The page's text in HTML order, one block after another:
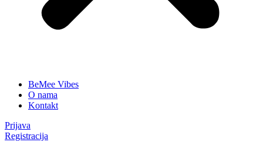
BeMee Vibes
O nama
Kontakt
Prijava
Registracija